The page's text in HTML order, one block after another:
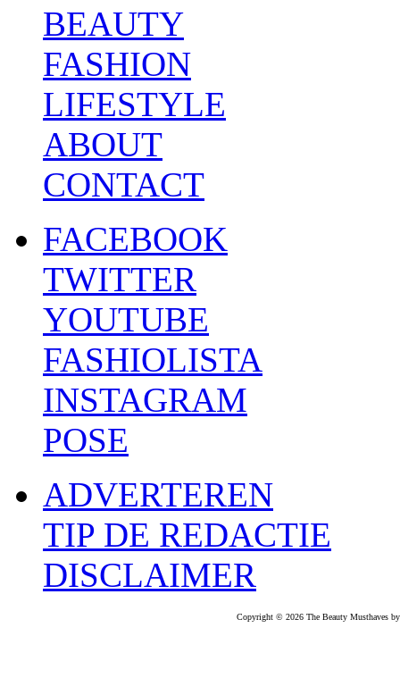
BEAUTY
FASHION
LIFESTYLE
ABOUT
CONTACT
FACEBOOK
TWITTER
YOUTUBE
FASHIOLISTA
INSTAGRAM
POSE
ADVERTEREN
TIP DE REDACTIE
DISCLAIMER
Copyright © 2026 The Beauty Musthaves